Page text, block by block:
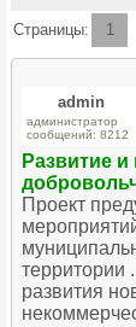
Страницы: 1
admin
администратор
сообщений: 8212
Развитие
Проект
территории
развития